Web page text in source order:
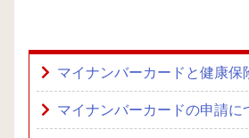
マイナンバーカードと健康保
マイナンバーカードの申請に